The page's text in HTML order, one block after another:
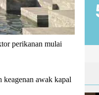
perikanan mulai
keagenan awak kapal